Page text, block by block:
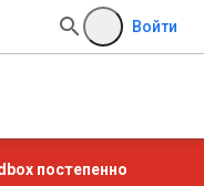
Войти
постепенно